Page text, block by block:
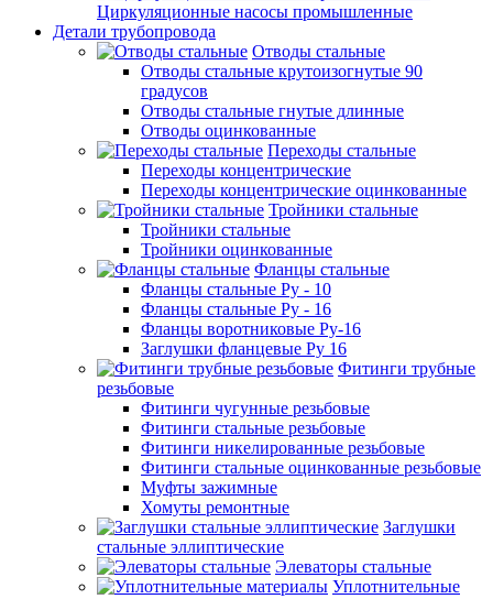
Циркуляционные насосы промышленные
Детали трубопровода
Отводы стальные
Отводы стальные крутоизогнутые 90
градусов
Отводы стальные гнутые длинные
Отводы оцинкованные
Переходы стальные
Переходы концентрические
Переходы концентрические оцинкованные
Тройники стальные
Тройники стальные
Тройники оцинкованные
Фланцы стальные
Фланцы стальные Ру - 10
Фланцы стальные Ру - 16
Фланцы воротниковые Ру-16
Заглушки фланцевые Ру 16
Фитинги трубные
резьбовые
Фитинги чугунные резьбовые
Фитинги стальные резьбовые
Фитинги никелированные резьбовые
Фитинги стальные оцинкованные резьбовые
Муфты зажимные
Хомуты ремонтные
Заглушки
стальные эллиптические
Элеваторы стальные
Уплотнительные